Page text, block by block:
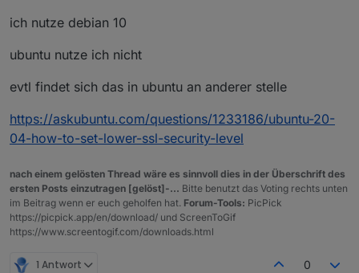
Meine "/etc/ssl/openssl.cnf " (Ubuntu 18.04) hat diese
ich nutze debian 10
ubuntu nutze ich nicht
evtl findet sich das in ubuntu an anderer stelle
https://askubuntu.com/questions/1233186/ubuntu-20-
04-how-to-set-lower-ssl-security-level
nach einem gelösten Thread wäre es sinnvoll dies in der Überschrift des
ersten Posts einzutragen [gelöst]-... Bitte benutzt das Voting rechts unten
im Beitrag wenn er euch geholfen hat. Forum-Tools: PicPick
https://picpick.app/en/download/ und ScreenToGif
https://www.screentogif.com/downloads.html
1 Antwort 0